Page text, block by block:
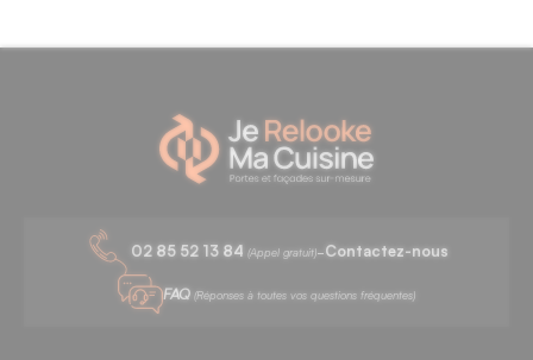
02 85 52 13 84 (Appel gratuit)-Contactez-nous
FAQ (Réponses à toutes vos questions fréquentes)